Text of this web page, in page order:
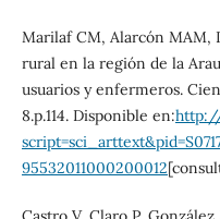
Marilaf CM, Alarcón MAM,
rural en la región de la
usuarios y enfermeros.
8.p.114. Disponible en:
95532011000200012